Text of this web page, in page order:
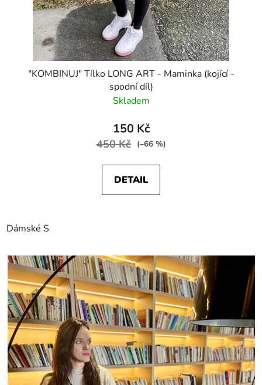
"KOMBINUJ" Tílko LONG ART - Maminka (kojící -
spodní díl)
Skladem
150 Kč
450 Kč (–66 %)
DETAIL
Dámské S